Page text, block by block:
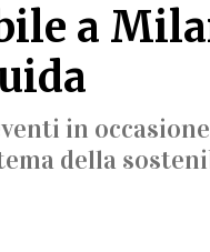
a
in
della